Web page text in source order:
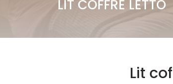
LIT COFFRE LETTO
Lit